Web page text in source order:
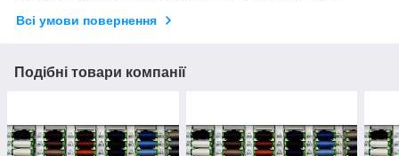
Всі умови повернення
Подібні товари компанії